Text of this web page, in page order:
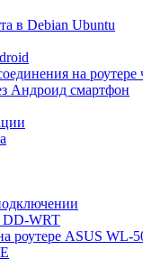
в Debian Ubuntu
на роутере
Андроид смартфон
DD-WRT
роутере ASUS WL-